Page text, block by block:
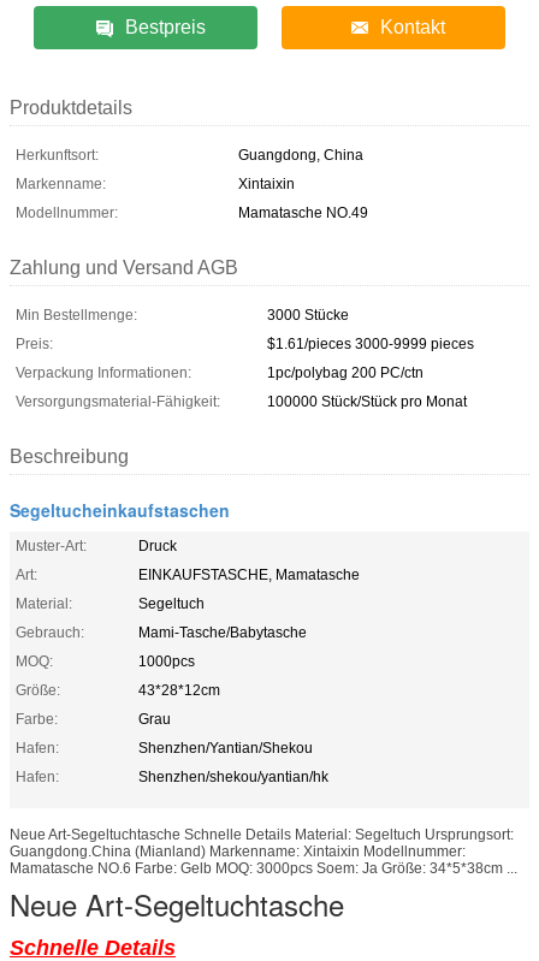
Bestpreis Kontakt
Produktdetails
Herkunftsort:
Guangdong, China
Markenname:
Xintaixin
Modellnummer:
Mamatasche NO.49
Zahlung und Versand AGB
Min Bestellmenge:
3000 Stücke
Preis:
$1.61/pieces 3000-9999 pieces
Verpackung Informationen:
1pc/polybag 200 PC/ctn
Versorgungsmaterial-Fähigkeit:
100000 Stück/Stück pro Monat
Beschreibung
Segeltucheinkaufstaschen
Muster-Art:
Druck
Art:
EINKAUFSTASCHE, Mamatasche
Material:
Segeltuch
Gebrauch:
Mami-Tasche/Babytasche
MOQ:
1000pcs
Größe:
43*28*12cm
Farbe:
Grau
Hafen:
Shenzhen/Yantian/Shekou
Hafen:
Shenzhen/shekou/yantian/hk
Neue Art-Segeltuchtasche Schnelle Details Material: Segeltuch Ursprungsort:
Guangdong.China (Mianland) Markenname: Xintaixin Modellnummer:
Mamatasche NO.6 Farbe: Gelb MOQ: 3000pcs Soem: Ja Größe: 34*5*38cm ...
Neue Art-Segeltuchtasche
Schnelle Details